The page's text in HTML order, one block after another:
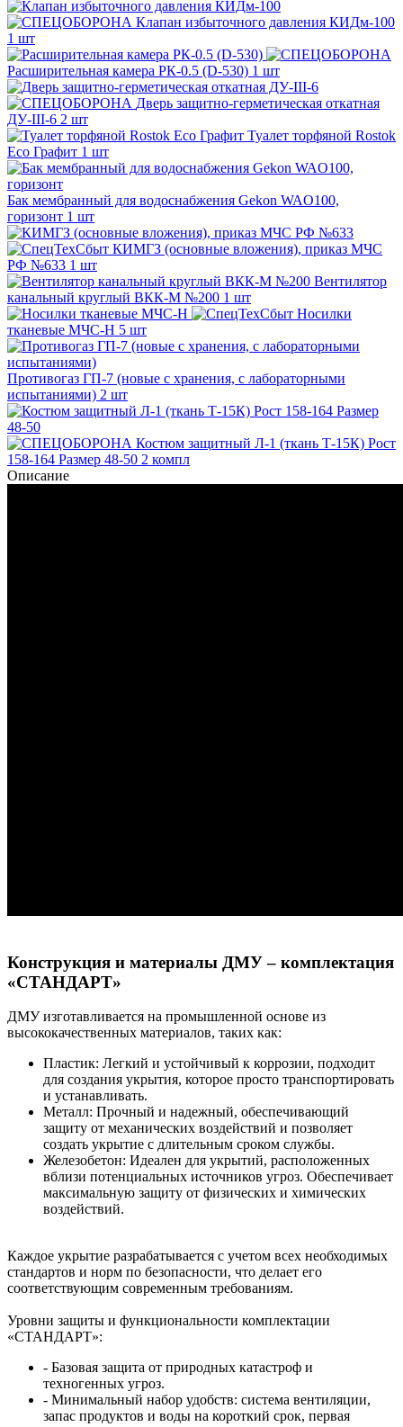
Клапан избыточного давления КИДм-100
1 шт
Расширительная камера РК-0.5 (D-530) 1 шт
Дверь защитно-герметическая откатная
ДУ-III-6 2 шт
Туалет торфяной Rostok
Eco Графит 1 шт
Бак мембранный для водоснабжения Gekon WAO100,
горизонт 1 шт
КИМГЗ (основные вложения), приказ МЧС
РФ №633 1 шт
Вентилятор
канальный круглый ВКК-М №200 1 шт
Носилки
тканевые МЧС-Н 5 шт
Противогаз ГП-7 (новые с хранения, с лабораторными
испытаниями) 2 шт
Костюм защитный Л-1 (ткань Т-15К) Рост
158-164 Размер 48-50 2 компл
Описание
Конструкция и материалы ДМУ – комплектация
«СТАНДАРТ»
ДМУ изготавливается на промышленной основе из
высококачественных материалов, таких как:
Пластик: Легкий и устойчивый к коррозии, подходит
для создания укрытия, которое просто транспортировать
и устанавливать.
Металл: Прочный и надежный, обеспечивающий
защиту от механических воздействий и позволяет
создать укрытие с длительным сроком службы.
Железобетон: Идеален для укрытий, расположенных
вблизи потенциальных источников угроз. Обеспечивает
максимальную защиту от физических и химических
воздействий.
Каждое укрытие разрабатывается с учетом всех необходимых
стандартов и норм по безопасности, что делает его
соответствующим современным требованиям.
Уровни защиты и функциональности комплектации
«СТАНДАРТ»:
- Базовая защита от природных катастроф и
техногенных угроз.
- Минимальный набор удобств: система вентиляции,
запас продуктов и воды на короткий срок, первая